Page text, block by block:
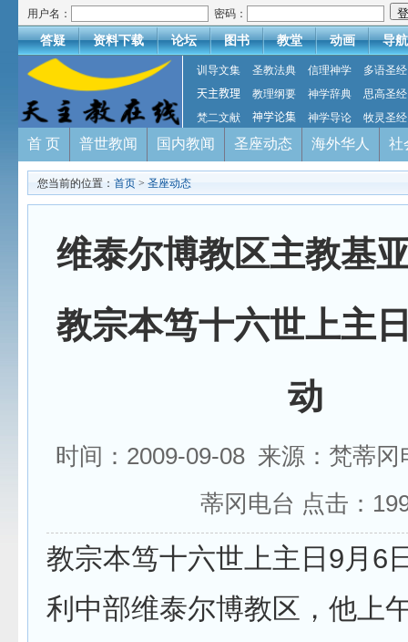
用户名： 密码：
答疑 资料下载 论坛 图书 教堂 动画 导航
训导文集 圣教法典 信理神学
多语圣经
天主教理
教理纲要 神学辞典
思高圣经
梵二文献
神学论集 神学导论 牧灵圣经
首 页 普世教闻 国内教闻 圣座动态 海外华人 社
您当前的位置： 首页 > 圣座动态
维泰尔博教区主教基
教宗本笃十六世上主
动
时间：2009-09-08 来源：梵蒂
蒂冈电台 点击：
教宗本笃十六世上主日9月6
利中部维泰尔博教区，他上